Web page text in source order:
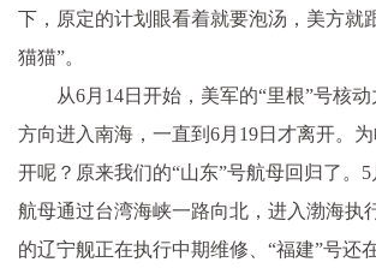
下，原定的计划眼看着就要泡汤，美方就
猫猫”。
从6月14日开始，美军的“里根”号核
方向进入南海，一直到6月19日才离开。
开呢？原来我们的“山东”号航母回归了。5
航母通过台湾海峡一路向北，进入渤海执
的辽宁舰正在执行中期维修、“福建”号还